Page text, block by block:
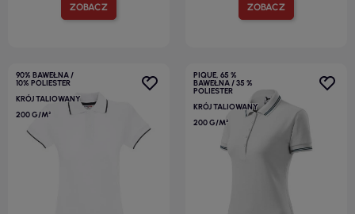
ZOBACZ ZOBACZ
90% BAWEŁNA /
10% POLIESTER
KRÓJ TALIOWANY
200 G/M²
PIQUE, 65 %
BAWEŁNA / 35 %
POLIESTER
KRÓJ TALIOWANY
200 G/M²